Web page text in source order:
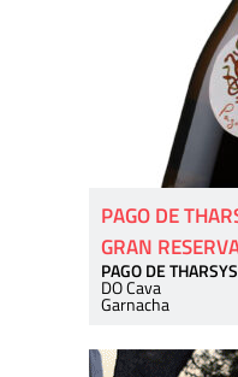
PAGO DE
GRAN
PAGO DE THARSYS
DO Cava
Garnacha